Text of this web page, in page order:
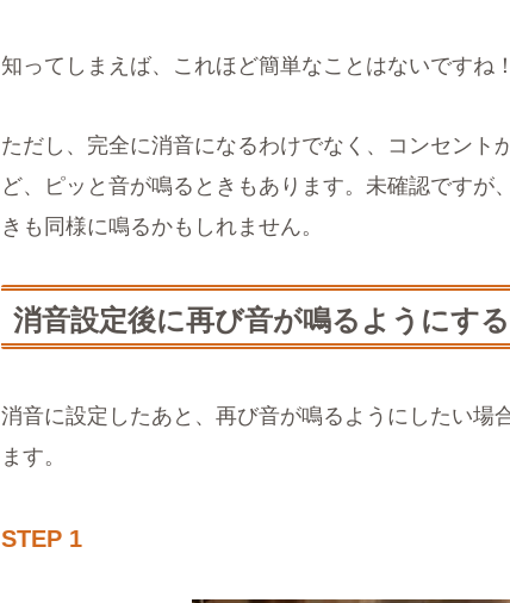
知ってしまえば、これほど簡単なことはないですね
ただし、完全に消音になるわけでなく、コンセント
ど、ピッと音が鳴るときもあります。未確認です
きも同様に鳴るかもしれません。
消音設定後に再び音が鳴るようにす
消音に設定したあと、再び音が鳴るようにしたい場
ます。
STEP 1